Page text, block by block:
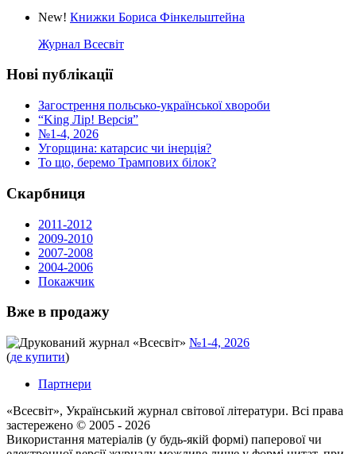
New! Книжки Бориса Фінкельштейна
Журнал Всесвіт
Нові публікації
Загострення польсько-української хвороби
“King Лір! Версія”
№1-4, 2026
Угорщина: катарсис чи інерція?
То що, беремо Трампових білок?
Скарбниця
2011-2012
2009-2010
2007-2008
2004-2006
Покажчик
Вже в продажу
Друкований журнал «Всесвіт» №1-4, 2026
(де купити)
Партнери
«Всесвіт», Український журнал світової літератури. Всі права
застереженo © 2005 - 2026
Використання матеріалів (у будь-якій формі) паперової чи